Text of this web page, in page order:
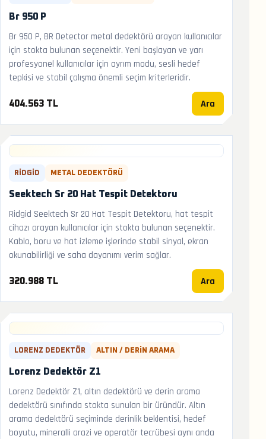
Br 950 P
Br 950 P, BR Detector metal dedektörü arayan kullanıcılar
için stokta bulunan seçenektir. Yeni başlayan ve yarı
profesyonel kullanıcılar için ayrım modu, sesli hedef
tepkisi ve stabil çalışma önemli seçim kriterleridir.
404.563 TL Ara
RIDGID METAL DEDEKTÖRÜ
Seektech Sr 20 Hat Tespit Detektoru
Ridgid Seektech Sr 20 Hat Tespit Detektoru, hat tespit
cihazı arayan kullanıcılar için stokta bulunan seçenektir.
Kablo, boru ve hat izleme işlerinde stabil sinyal, ekran
okunabilirliği ve saha dayanımı verim sağlar.
320.988 TL Ara
LORENZ DEDEKTÖR ALTIN / DERIN ARAMA
Lorenz Dedektör Z1
Lorenz Dedektör Z1, altın dedektörü ve derin arama
dedektörü sınıfında stokta sunulan bir üründür. Altın
arama dedektörü seçiminde derinlik beklentisi, hedef
boyutu, mineralli arazi ve operatör tecrübesi aynı anda